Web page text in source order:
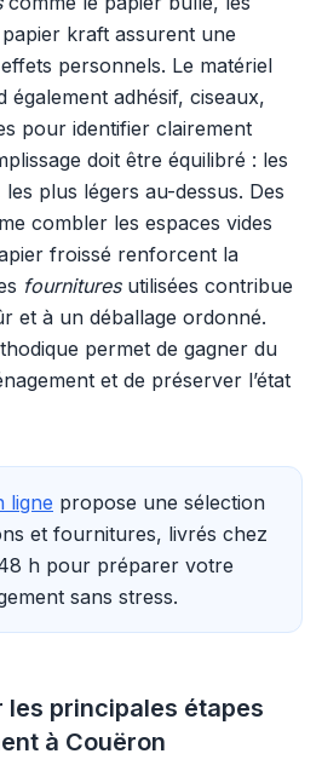
kraft assurent une
personnels. Le matériel
également adhésif, ciseaux,
pour identifier clairement
doit être équilibré : les
plus légers au-dessus. Des
combler les espaces vides
froissé renforcent la
fournituresutilisées contribue
et à un déballage ordonné.
permet de gagner du
et de préserver l’état
ligne propose une sélection
et fournitures, livrés chez
h pour préparer votre
sans stress.
principales étapes
à Couëron